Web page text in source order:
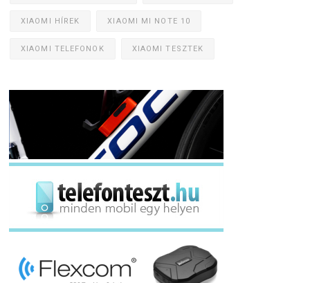
XIAOMI HÍREK XIAOMI MI NOTE 10
XIAOMI TELEFONOK XIAOMI TESZTEK